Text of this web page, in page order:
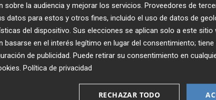
se espera que no llueva este sábado, pero que la
fuertes en Cheste están previstos para la tarde, una
sobre la audiencia y mejorar los servicios. Proveedores de
datos para estos y otros fines, incluido el uso de datos de
del dispositivo. Sus elecciones se aplican solo a este sitio
basarse en el interés legítimo en lugar del consentimiento; tiene
de publicidad . Puede retirar su consentimiento en
Política de privacidad
RECHAZAR TODO